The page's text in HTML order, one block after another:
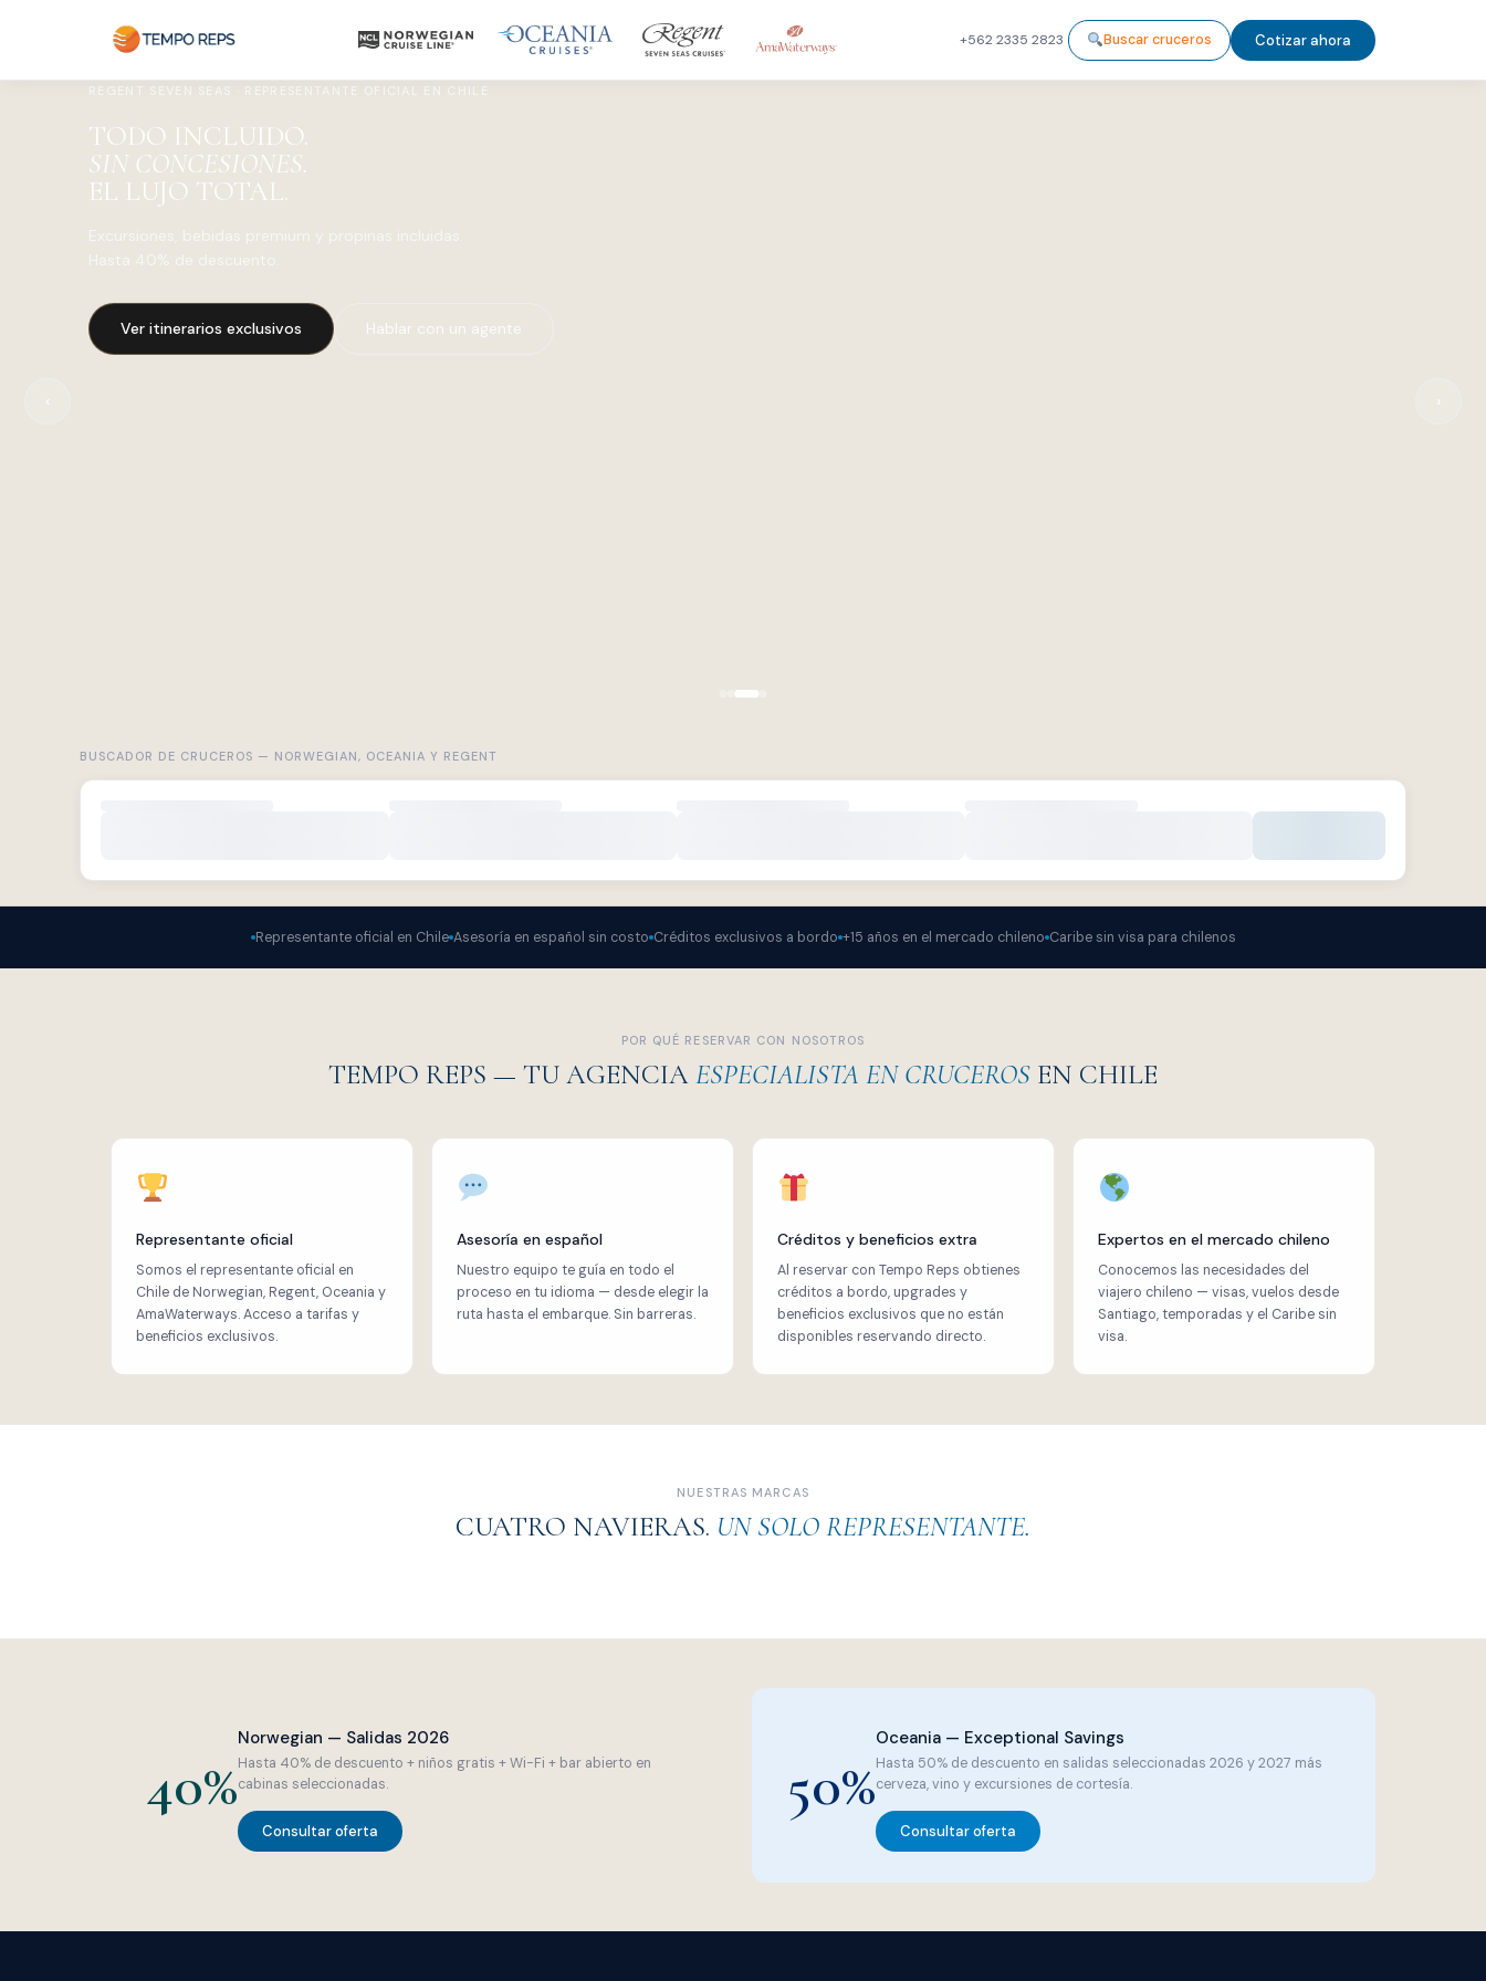
+562 2335 2823 Buscar cruceros Cotizar ahora
REGENT SEVEN SEAS · REPRESENTANTE OFICIAL EN CHILE
TODO INCLUIDO.
SIN CONCESIONES.
EL LUJO TOTAL.
Ver itinerarios exclusivos Hablar con un agente
‹ ›
BUSCADOR DE CRUCEROS — NORWEGIAN, OCEANIA Y REGENT
Representante oficial en Chile Asesoría en español sin costo Créditos exclusivos a bordo +15 años en el mercado chileno Caribe sin visa para chilenos
POR QUÉ RESERVAR CON NOSOTROS
TEMPO REPS — TU AGENCIA ESPECIALISTA EN CRUCEROS EN CHILE
Representante oficial
Somos el representante oficial en
Chile de Norwegian, Regent, Oceania y
AmaWaterways. Acceso a tarifas y
beneficios exclusivos.
Asesoría en español
Nuestro equipo te guía en todo el
proceso en tu idioma — desde elegir la
ruta hasta el embarque. Sin barreras.
Créditos y beneficios extra
Al reservar con Tempo Reps obtienes
créditos a bordo, upgrades y
beneficios exclusivos que no están
disponibles reservando directo.
Expertos en el mercado chileno
Conocemos las necesidades del
viajero chileno — visas, vuelos desde
Santiago, temporadas y el Caribe sin
visa.
NUESTRAS MARCAS
CUATRO NAVIERAS. UN SOLO REPRESENTANTE.
40%
Norwegian — Salidas 2026
Hasta 40% de descuento + niños gratis + Wi-Fi + bar abierto en
cabinas seleccionadas.
Consultar oferta
50%
Oceania — Exceptional Savings
Hasta 50% de descuento en salidas seleccionadas 2026 y 2027 más
cerveza, vino y excursiones de cortesía.
Consultar oferta